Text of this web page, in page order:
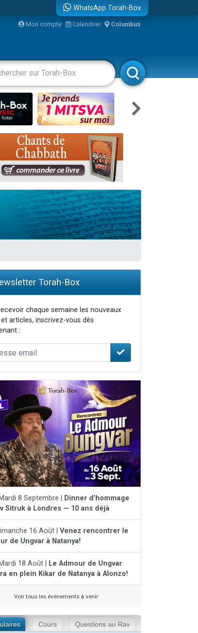
WhatsApp Torah-Box
Mon compte Calendrier Columbus
Divertissements Livres Rabbanim
Torah-Box
chaque semaine les nouveaux
articles, inscrivez-vous dès
:
8 Septembre |
Dinner d'hommage
Sitruk à Londres — 10 ans déjà
16 Août | Venez rencontrer le
de Ungvar à Natanya!
18 Août |
Le Admour de Ungvar
en plein Kikar de Natanya à Alonzo!
Voir tous les événements à venir
Cours Questions au Rav